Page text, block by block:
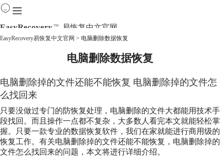
EasyRecovery TM 易恢复中文官网
下载
购买
教程
线下数据恢复
EasyRecovery易恢复中文官网 > 电脑删除数据恢复
电脑删除数据恢复
电脑删除掉的文件还能不能恢复 电脑删除掉的文件怎
么找回来
只要没做过专门的防恢复处理，电脑删除的文件大都能用技术手
段找回。而且操作一点都不复杂，大多数人看完本文就能轻松掌
握。只要一款专业的数据恢复软件，我们在家就能进行商用级的
恢复工作。有关电脑删除掉的文件还能不能恢复，电脑删除掉的
文件怎么找回来的问题，本文将进行详细介绍。